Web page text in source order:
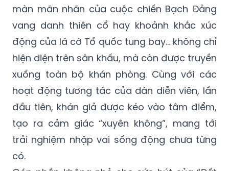
màn mãn nhãn của cuộc chiến Bạch Đằng
vang danh thiên cổ hay khoảnh khắc xúc
động của lá cờ Tổ quốc tung bay… không chỉ
hiện diện trên sân khấu, mà còn được truyền
xuống toàn bộ khán phòng. Cùng với các
hoạt động tương tác của dàn diễn viên, lần
đầu tiên, khán giả được kéo vào tâm điểm,
tạo ra cảm giác “xuyên không”, mang tới
trải nghiệm nhập vai sống động chưa từng
có.